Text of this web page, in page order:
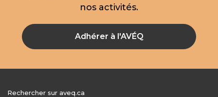
nos activités.
Adhérer à l'AVÉQ
Rechercher sur aveq.ca